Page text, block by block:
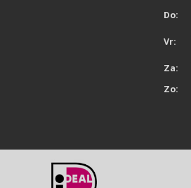
Do:
Vr:
Za:
Zo: